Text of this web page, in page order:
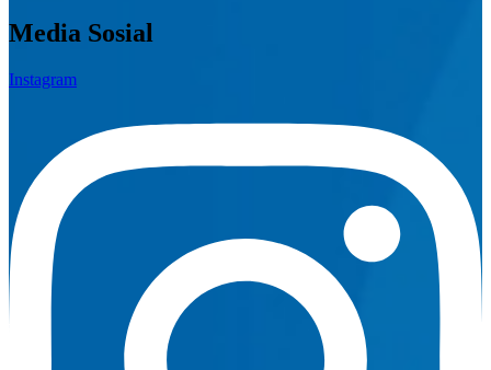
Media Sosial
Instagram